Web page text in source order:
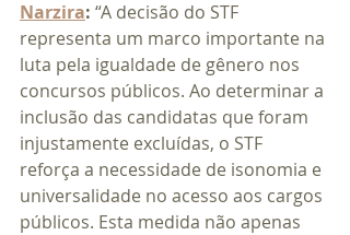
Narzira: “A decisão do STF
representa um marco importante na
luta pela igualdade de gênero nos
concursos públicos. Ao determinar a
inclusão das candidatas que foram
injustamente excluídas, o STF
reforça a necessidade de isonomia e
universalidade no acesso aos cargos
públicos. Esta medida não apenas